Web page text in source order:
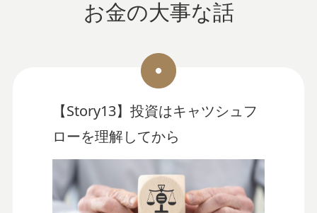
お金の大事な話
【Story13】投資はキャツシュフ
ローを理解してから